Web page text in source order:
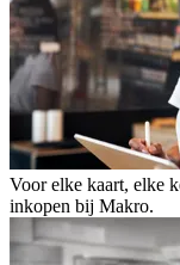
Voor elke kaart, elke
inkopen bij Makro.